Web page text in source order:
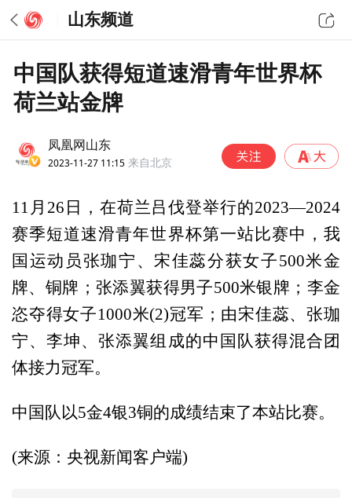
山东频道
中国队获得短道速滑青年世界杯
荷兰站金牌
凤凰网山东
2023-11-27 11:15 来自北京
11月26日，在荷兰吕伐登举行的2023—2024
赛季短道速滑青年世界杯第一站比赛中，我
国运动员张珈宁、宋佳蕊分获女子500米金
牌、铜牌；张添翼获得男子500米银牌；李金
恣夺得女子1000米(2)冠军；由宋佳蕊、张珈
宁、李坤、张添翼组成的中国队获得混合团
体接力冠军。
中国队以5金4银3铜的成绩结束了本站比赛。
(来源：央视新闻客户端)